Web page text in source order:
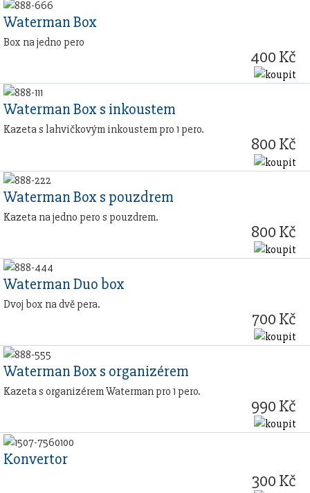
Waterman Box
Box na jedno pero
400 Kč
Waterman Box s inkoustem
Kazeta s lahvičkovým inkoustem pro 1 pero.
800 Kč
Waterman Box s pouzdrem
Kazeta na jedno pero s pouzdrem.
800 Kč
Waterman Duo box
Dvoj box na dvě pera.
700 Kč
Waterman Box s organizérem
Kazeta s organizérem Waterman pro 1 pero.
990 Kč
Konvertor
300 Kč